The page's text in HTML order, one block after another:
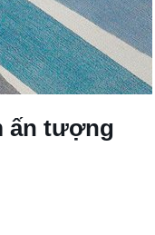
ấn tượng